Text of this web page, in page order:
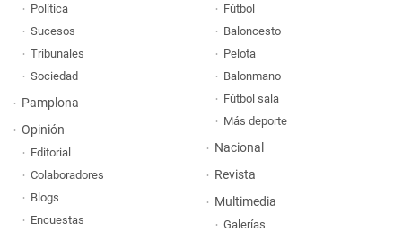
Política
Sucesos
Tribunales
Sociedad
Pamplona
Opinión
Editorial
Colaboradores
Blogs
Encuestas
Fútbol
Baloncesto
Pelota
Balonmano
Fútbol sala
Más deporte
Nacional
Revista
Multimedia
Galerías